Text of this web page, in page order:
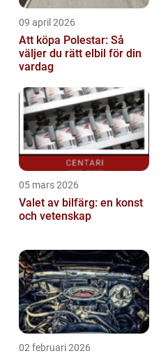
09 april 2026
Att köpa Polestar: Så
väljer du rätt elbil för din
vardag
05 mars 2026
Valet av bilfärg: en konst
och vetenskap
02 februari 2026